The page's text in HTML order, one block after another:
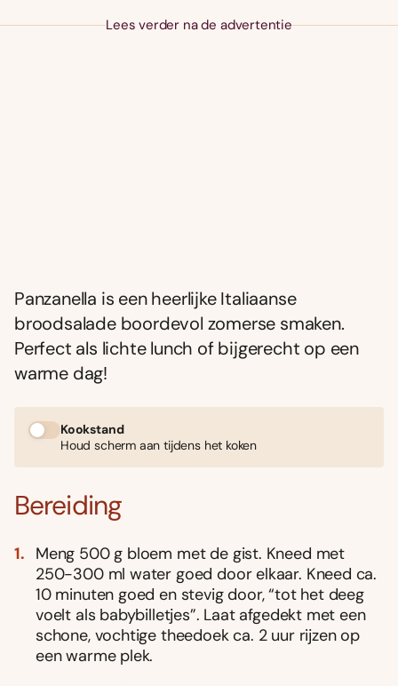
Lees verder na de advertentie
Panzanella is een heerlijke Italiaanse
broodsalade boordevol zomerse smaken.
Perfect als lichte lunch of bijgerecht op een
warme dag!
Kookstand
Houd scherm aan tijdens het koken
Bereiding
Meng 500 g bloem met de gist. Kneed met
250-300 ml water goed door elkaar. Kneed ca.
10 minuten goed en stevig door, “tot het deeg
voelt als babybilletjes”. Laat afgedekt met een
schone, vochtige theedoek ca. 2 uur rijzen op
een warme plek.